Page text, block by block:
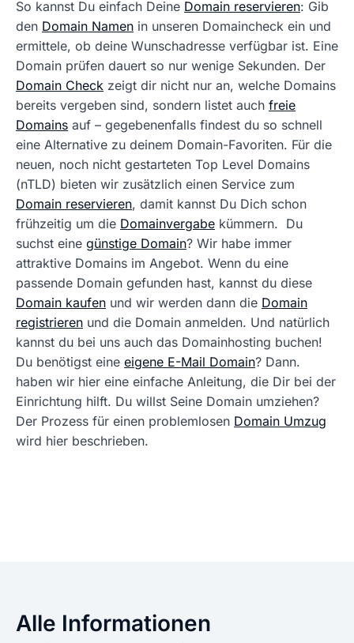
So kannst Du einfach Deine Domain reservieren: Gib
den Domain Namen in unseren Domaincheck ein und
ermittele, ob deine Wunschadresse verfügbar ist. Eine
Domain prüfen dauert so nur wenige Sekunden. Der
Domain Check zeigt dir nicht nur an, welche Domains
bereits vergeben sind, sondern listet auch freie
Domains auf – gegebenenfalls findest du so schnell
eine Alternative zu deinem Domain-Favoriten. Für die
neuen, noch nicht gestarteten Top Level Domains
(nTLD) bieten wir zusätzlich einen Service zum
Domain reservieren, damit kannst Du Dich schon
frühzeitig um die Domainvergabe kümmern. Du
suchst eine günstige Domain? Wir habe immer
attraktive Domains im Angebot. Wenn du eine
passende Domain gefunden hast, kannst du diese
Domain kaufen und wir werden dann die Domain
registrieren und die Domain anmelden. Und natürlich
kannst du bei uns auch das Domainhosting buchen!
Du benötigst eine eigene E-Mail Domain? Dann.
haben wir hier eine einfache Anleitung, die Dir bei der
Einrichtung hilft. Du willst Seine Domain umziehen?
Der Prozess für einen problemlosen Domain Umzug
wird hier beschrieben.
Alle Informationen